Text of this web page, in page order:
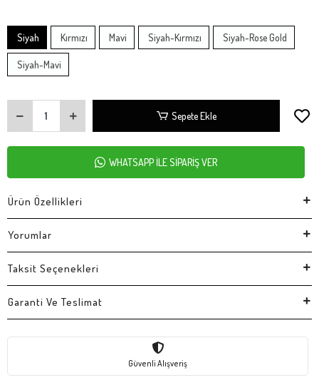
Siyah Kırmızı Mavi Siyah-Kırmızı Siyah-Rose Gold
Siyah-Mavi
Sepete Ekle
WHATSAPP İLE SİPARİŞ VER
Ürün Özellikleri
Yorumlar
Taksit Seçenekleri
Garanti Ve Teslimat
Güvenli Alışveriş